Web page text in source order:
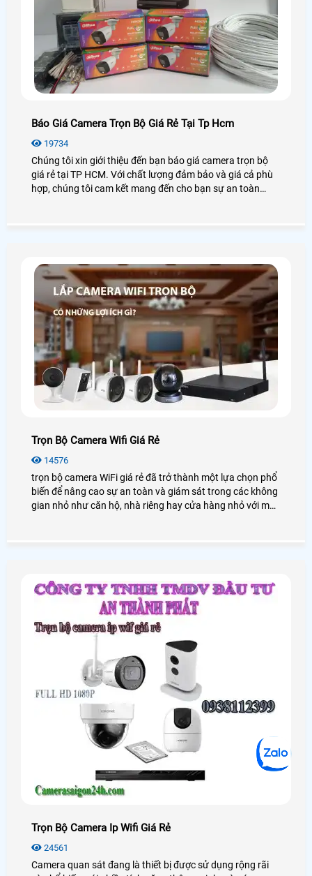
Báo Giá Camera Trọn Bộ Giá Rẻ Tại Tp Hcm
19734
Chúng tôi xin giới thiệu đến bạn báo giá camera trọn bộ
giá rẻ tại TP HCM. Với chất lượng đảm bảo và giá cả phù
hợp, chúng tôi cam kết mang đến cho bạn sự an toàn
Trọn Bộ Camera Wifi Giá Rẻ
14576
trọn bộ camera WiFi giá rẻ đã trở thành một lựa chọn phổ
biến để nâng cao sự an toàn và giám sát trong các không
gian nhỏ như căn hộ, nhà riêng hay cửa hàng nhỏ với mức
Trọn Bộ Camera Ip Wifi Giá Rẻ
24561
Camera quan sát đang là thiết bị được sử dụng rộng rãi